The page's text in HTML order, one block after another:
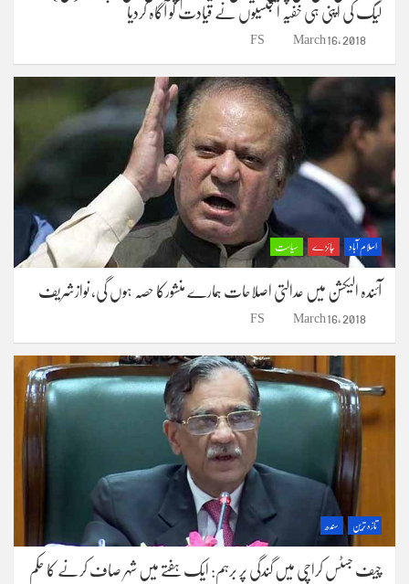
لیگ کی اپنی ہی خفیہ ایجنسیوں نے قیادت کو آگاہ کردیا
March 16, 2018
FS
اسلام آباد جائزے سیاست
آئندہ الیکشن میں عدالتی اصلاحات ہمارے منشورکا حصہ ہوں گی، نوازشریف
March 16, 2018
FS
تازہ ترین سندھ
چیف جسٹس کراچی میں گندگی پر برہم: ایک ہفتے میں شہر صاف کرنے کا حکم